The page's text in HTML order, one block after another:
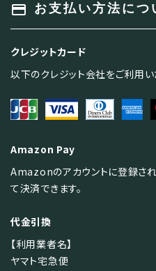
payment お支払い方法につ
クレジットカード
以下のクレジット会社をご利用い
Amazon Pay
Amazonのアカウントに登録さ
て決済できます。
代金引換
【利用業者名】
ヤマト宅急便